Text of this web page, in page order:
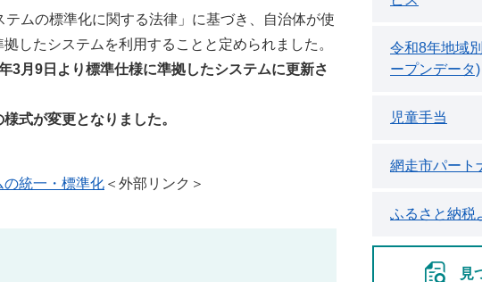
ムの標準化に関する法律」に基づき、自治体が使
したシステムを利用することと定められました。
3月9日より標準仕様に準拠したシステムに更新さ
式が変更となりました。
の統一・標準化 ＜外部リンク＞
令和8年地域
ープンデータ)
児童手当
網走市パート
ふるさと納税
見